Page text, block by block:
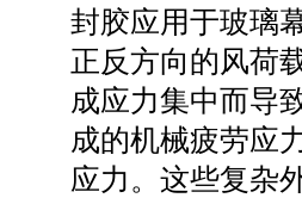
封胶应用于玻璃
正反方向的风荷
成应力集中而导
成的机械疲劳应
应力。这些复杂